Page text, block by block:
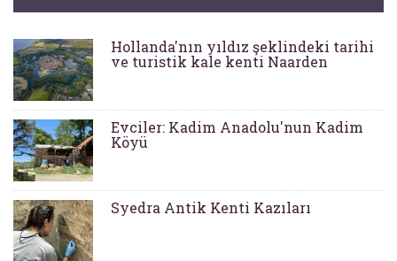
Hollanda'nın yıldız şeklindeki tarihi
ve turistik kale kenti Naarden
Evciler: Kadim Anadolu'nun Kadim
Köyü
Syedra Antik Kenti Kazıları